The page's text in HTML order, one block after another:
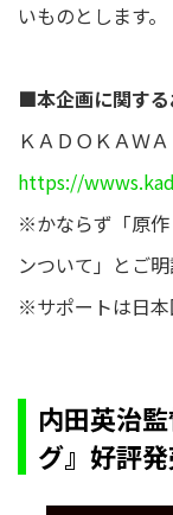
いものとします。
■本企画に関す
ＫＡＤＯＫＡＷ
https://
※かならず「原
ンついて」とご明
※サポートは日本
内田英治
グ』好評発